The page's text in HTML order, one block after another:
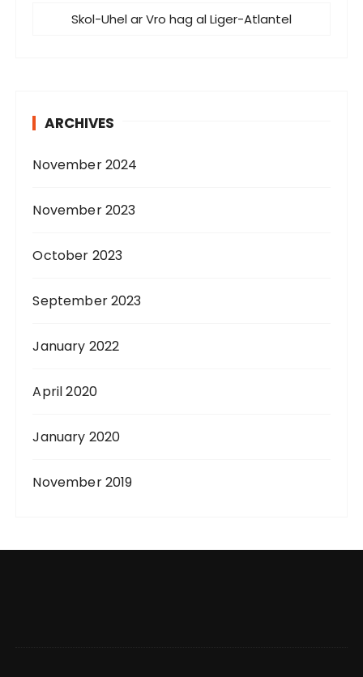
Skol-Uhel ar Vro hag al Liger-Atlantel
ARCHIVES
November 2024
November 2023
October 2023
September 2023
January 2022
April 2020
January 2020
November 2019